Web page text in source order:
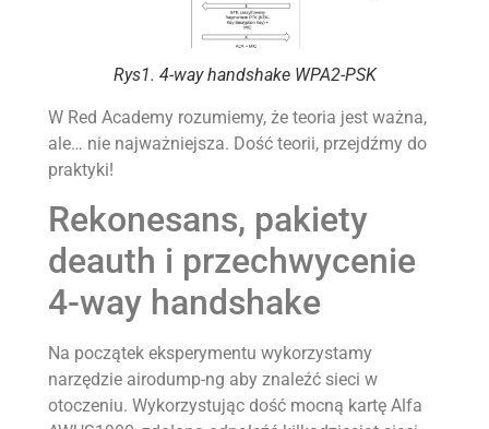
Rys1. 4-way handshake WPA2-PSK
W Red Academy rozumiemy, że teoria jest ważna,
ale… nie najważniejsza. Dość teorii, przejdźmy do
praktyki!
Rekonesans, pakiety
deauth i przechwycenie
4-way handshake
Na początek eksperymentu wykorzystamy
narzędzie airodump-ng aby znaleźć sieci w
otoczeniu. Wykorzystując dość mocną kartę Alfa